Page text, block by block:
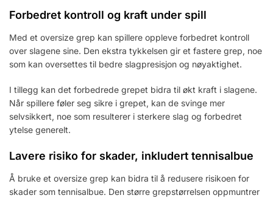
Forbedret kontroll og kraft under spill
Med et oversize grep kan spillere oppleve forbedret kontroll
over slagene sine. Den ekstra tykkelsen gir et fastere grep, noe
som kan oversettes til bedre slagpresisjon og nøyaktighet.
I tillegg kan det forbedrede grepet bidra til økt kraft i slagene.
Når spillere føler seg sikre i grepet, kan de svinge mer
selvsikkert, noe som resulterer i sterkere slag og forbedret
ytelse generelt.
Lavere risiko for skader, inkludert tennisalbue
Å bruke et oversize grep kan bidra til å redusere risikoen for
skader som tennisalbue. Den større grepstørrelsen oppmuntrer